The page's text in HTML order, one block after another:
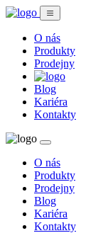
O nás
Produkty
Prodejny
Blog
Kariéra
Kontakty
O nás
Produkty
Prodejny
Blog
Kariéra
Kontakty